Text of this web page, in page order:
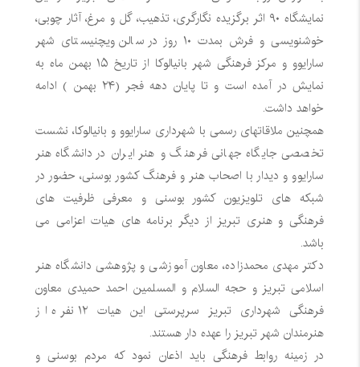
نمایشگاه ۹۰ اثر برگزیده نگارگری، تذهیب، گل و مرغ، آثار چوبی،
خوشنویسی و فرش بمدت ۱۰ روز در سالن ویچنیستای شهر
سارایوو و مرکز فرهنگی شهر بانیالوکا از تاریخ ۱۵ بهمن ماه به
نمایش در آمده است و تا پایان دهه فجر (۲۴ بهمن ) ادامه
خواهد داشت.
همچنین ملاقاتهای رسمی با شهرداری سارایوو و بانیالوکا، نشست
تخصصی جایگاه جهانی فرهنگ و هنر ایران در دانشگاه هنر
سارایوو و دیدار با اصحاب هنر و فرهنگ کشور بوسنی، حضور در
شبکه های تلویزیون کشور بوسنی و معرفی ظرفیت های
فرهنگی و هنری تبریز از دیگر برنامه های هیات اعزامی می
باشد.
دکتر مهدی محمدزاده، معاون آموزشی و پژوهشی دانشگاه هنر
اسلامی تبریز و حجه السلام و المسلمین احمد حمیدی معاون
فرهنگی شهرداری تبریز سرپرستی این هیات ۱۲ نفره از
هنرمندان شهر تبریز را عهده دار هستند.
در زمینه روابط فرهنگی باید اذعان نمود که مردم بوسنی و